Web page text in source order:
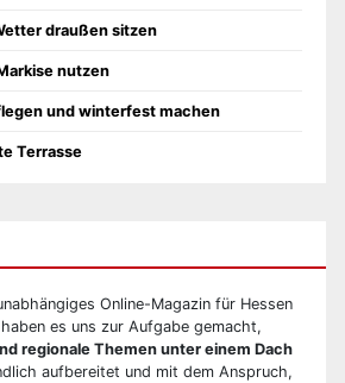
draußen sitzen
nutzen
und winterfest machen
Terrasse
Online-Magazin für Hessen
es uns zur Aufgabe gemacht,
regionale Themen unter einem Dach
aufbereitet und mit dem Anspruch,